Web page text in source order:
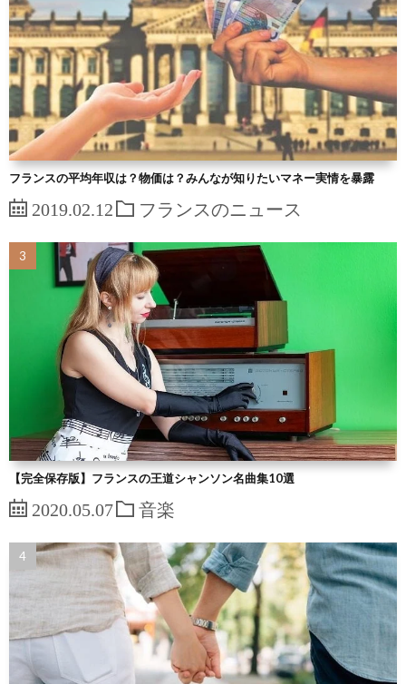
フランスの平均年収は？物価は？みんなが知りたいマネー実情を暴露
2019.02.12 フランスのニュース
【完全保存版】フランスの王道シャンソン名曲集10選
2020.05.07 音楽